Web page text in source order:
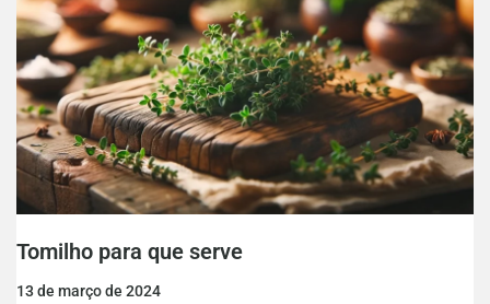
Tomilho para que serve
13 de março de 2024